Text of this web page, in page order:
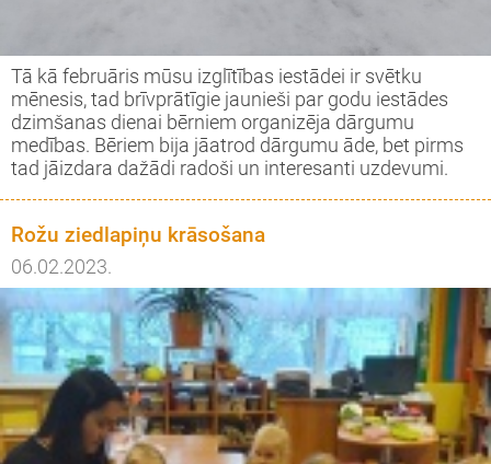
Tā kā februāris mūsu izglītības iestādei ir svētku
mēnesis, tad brīvprātīgie jaunieši par godu iestādes
dzimšanas dienai bērniem organizēja dārgumu
medības. Bēriem bija jāatrod dārgumu āde, bet pirms
tad jāizdara dažādi radoši un interesanti uzdevumi.
Rožu ziedlapiņu krāsošana
06.02.2023.